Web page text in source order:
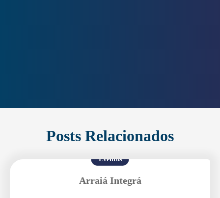
Posts Relacionados
Eventos
Arraiá Integrá